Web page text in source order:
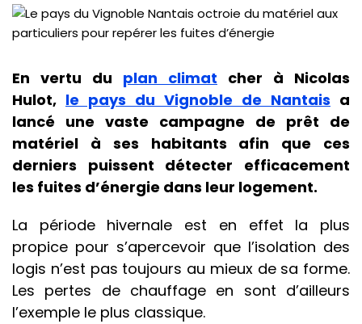
En vertu du plan climat cher à Nicolas
Hulot, le pays du Vignoble de Nantais a
lancé une vaste campagne de prêt de
matériel à ses habitants afin que ces
derniers puissent détecter efficacement
les fuites d’énergie dans leur logement.
La période hivernale est en effet la plus
propice pour s’apercevoir que l’isolation des
logis n’est pas toujours au mieux de sa forme.
Les pertes de chauffage en sont d’ailleurs
l’exemple le plus classique.